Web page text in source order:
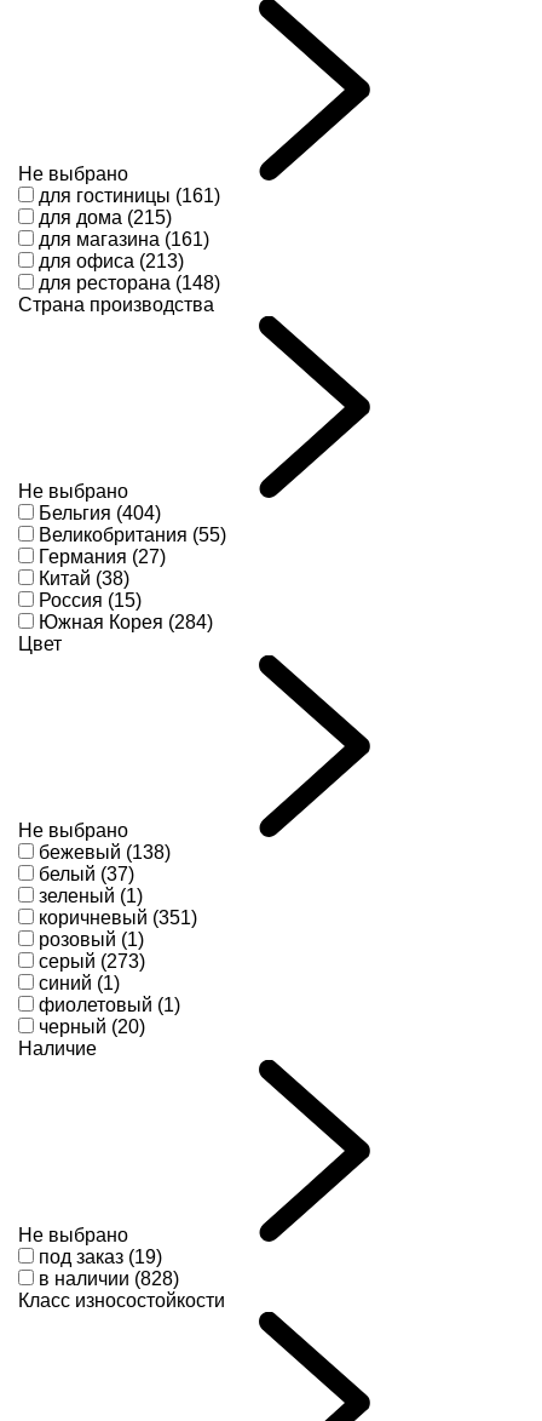
Не выбрано
для гостиницы (161)
для дома (215)
для магазина (161)
для офиса (213)
для ресторана (148)
Страна производства
Не выбрано
Бельгия (404)
Великобритания (55)
Германия (27)
Китай (38)
Россия (15)
Южная Корея (284)
Цвет
Не выбрано
бежевый (138)
белый (37)
зеленый (1)
коричневый (351)
розовый (1)
серый (273)
синий (1)
фиолетовый (1)
черный (20)
Наличие
Не выбрано
под заказ (19)
в наличии (828)
Класс износостойкости